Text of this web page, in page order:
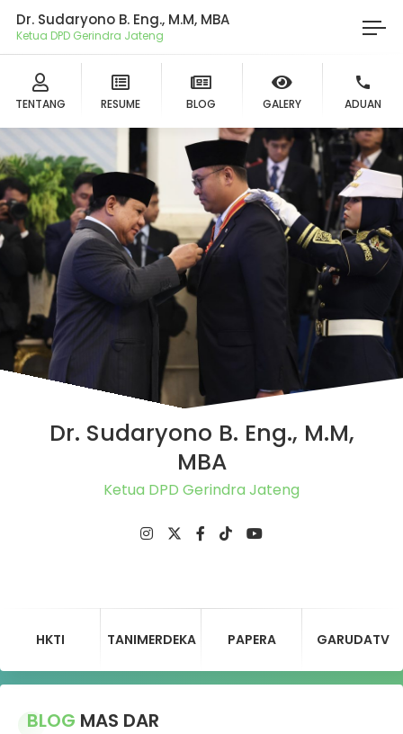
Dr. Sudaryono B. Eng., M.M, MBA
Ketua DPD Gerindra Jateng
TENTANG RESUME BLOG GALERY ADUAN
Dr. Sudaryono B. Eng., M.M,
MBA
Ketua DPD Gerindra Jateng
HKTI TANIMERDEKA PAPERA GARUDATV
BLOG MAS DAR